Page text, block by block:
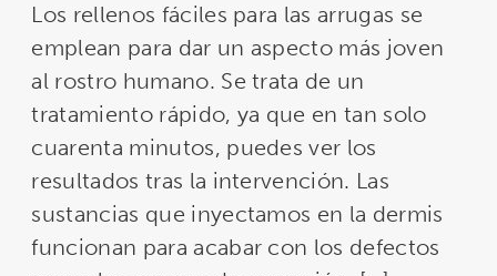
Los rellenos fáciles para las arrugas se
emplean para dar un aspecto más joven
al rostro humano. Se trata de un
tratamiento rápido, ya que en tan solo
cuarenta minutos, puedes ver los
resultados tras la intervención. Las
sustancias que inyectamos en la dermis
funcionan para acabar con los defectos